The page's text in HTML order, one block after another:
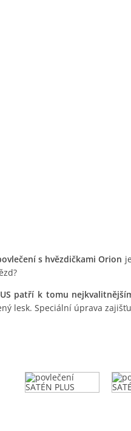
s hvězdičkami Orion
patří k tomu
lesk. Speciální úprava